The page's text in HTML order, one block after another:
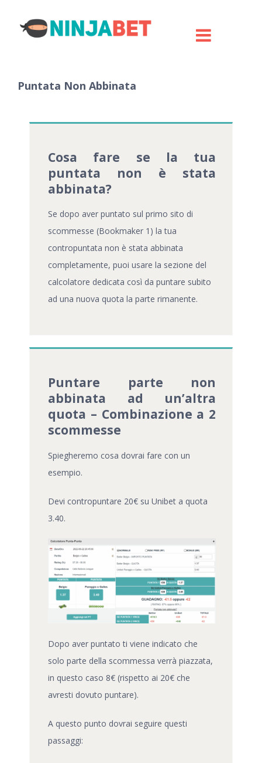
Puntata Non Abbinata
Cosa fare se la tua
puntata non è stata
abbinata?
Se dopo aver puntato sul primo sito di
scommesse (Bookmaker 1) la tua
contropuntata non è stata abbinata
completamente, puoi usare la sezione del
calcolatore dedicata così da puntare subito
ad una nuova quota la parte rimanente.
Puntare parte non
abbinata ad un’altra
quota – Combinazione a 2
scommesse
Spiegheremo cosa dovrai fare con un
esempio.
Devi contropuntare 20€ su Unibet a quota
3.40.
Dopo aver puntato ti viene indicato che
solo parte della scommessa verrà piazzata,
in questo caso 8€ (rispetto ai 20€ che
avresti dovuto puntare).
A questo punto dovrai seguire questi
passaggi: